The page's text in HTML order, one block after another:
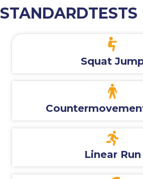
STANDARDTESTS
Squat
Linear Run